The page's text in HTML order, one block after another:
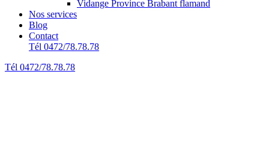
Vidange Province Brabant flamand
Nos services
Blog
Contact
Tél 0472/78.78.78
Tél 0472/78.78.78